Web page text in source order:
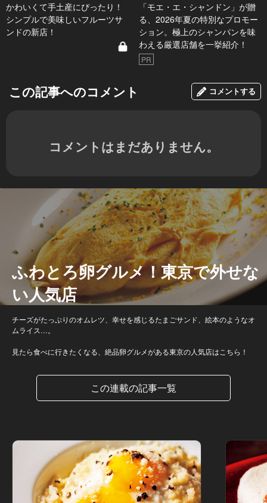
かわいくて手土産にぴったり！
シンプルで美味しいフルーツサ
ンドの新店！
「モエ・エ・シャンドン」が贈
る、2026年夏の特別なプロモー
ション。極上のシャンパンを味
わえる厳選店舗を一挙紹介！
PR
この記事へのコメント コメントする
コメントはまだありません。
ふわとろ卵グルメ！東京で外せな
い人気店
チーズがたっぷりのオムレツ、幸せを感じるたまごサンド、絵本のようなオ
ムライス…。
見たら食べに行きたくなる、絶品卵グルメがある東京の人気店はこちら！
この連載の記事一覧